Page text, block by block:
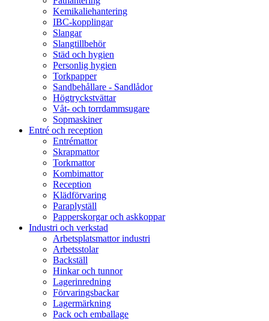
Kemikaliehantering
IBC-kopplingar
Slangar
Slangtillbehör
Städ och hygien
Personlig hygien
Torkpapper
Sandbehållare - Sandlådor
Högtryckstvättar
Våt- och torrdammsugare
Sopmaskiner
Entré och reception
Entrémattor
Skrapmattor
Torkmattor
Kombimattor
Reception
Klädförvaring
Paraplyställ
Papperskorgar och askkoppar
Industri och verkstad
Arbetsplatsmattor industri
Arbetsstolar
Backställ
Hinkar och tunnor
Lagerinredning
Förvaringsbackar
Lagermärkning
Pack och emballage